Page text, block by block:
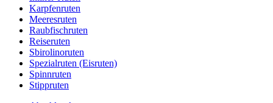
Karpfenruten
Meeresruten
Raubfischruten
Reiseruten
Sbirolinoruten
Spezialruten (Eisruten)
Spinnruten
Stippruten